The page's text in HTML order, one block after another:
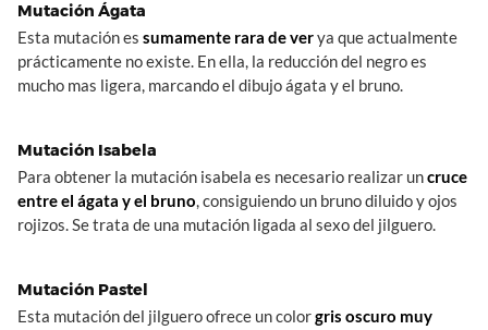
Mutación Ágata
Esta mutación es sumamente rara de verya que actualmente
prácticamente no existe. En ella, la reducción del negro es
mucho mas ligera, marcando el dibujo ágata y el bruno.
Mutación Isabela
Para obtener la mutación isabela es necesario realizar uncruce
entre el ágata y el bruno, consiguiendo un bruno diluido y ojos
rojizos. Se trata de una mutación ligada al sexo del jilguero.
Mutación Pastel
Esta mutación del jilguero ofrece un colorgris oscuro muy